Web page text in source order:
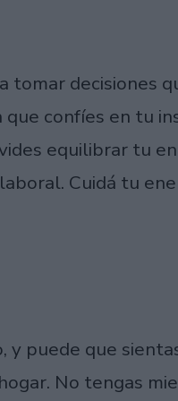
tomar decisiones
confíes en tu
equilibrar tu
Cuidá tu
puede que
No tengas